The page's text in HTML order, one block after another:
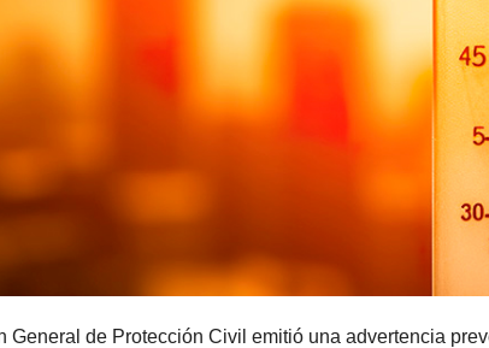
General de Protección Civil emitió una advertencia